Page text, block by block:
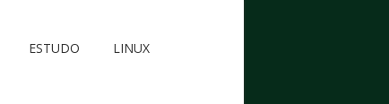
ESTUDO LINUX